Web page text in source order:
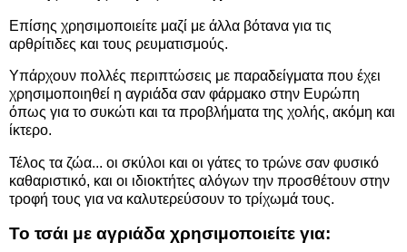
Επίσης χρησιμοποιείτε μαζί με άλλα βότανα για τις
αρθρίτιδες και τους ρευματισμούς.
Υπάρχουν πολλές περιπτώσεις με παραδείγματα που έχει
χρησιμοποιηθεί η αγριάδα σαν φάρμακο στην Ευρώπη
όπως για το συκώτι και τα προβλήματα της χολής, ακόμη και
ίκτερο.
Τέλος τα ζώα... οι σκύλοι και οι γάτες το τρώνε σαν φυσικό
καθαριστικό, και οι ιδιοκτήτες αλόγων την προσθέτουν στην
τροφή τους για να καλυτερεύσουν το τρίχωμά τους.
Το τσάι με αγριάδα χρησιμοποιείτε για: